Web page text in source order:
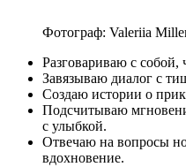
Фотограф: Valeriia
Разговариваю с
Завязываю диалог с
Создаю истории о
Подсчитываю
с улыбкой.
Отвечаю на вопросы
вдохновение.